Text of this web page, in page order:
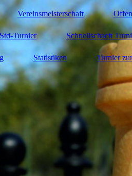
Vereinsmeisterschaft
Turnier Schnellschach
Statistiken Turnier